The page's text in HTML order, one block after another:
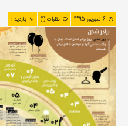
6 شهریور 1395 نظرات (1) بازدید :